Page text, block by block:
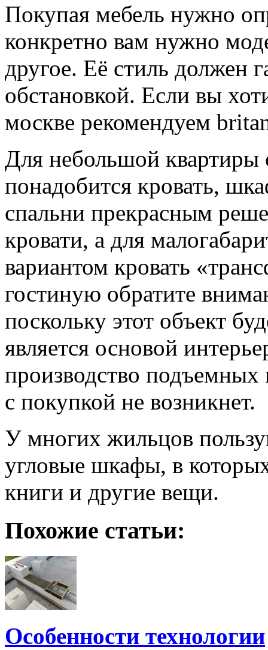
Покупая мебель нужно
конкретно вам нужно
другое. Её стиль должен
обстановкой. Если вы
москве рекомендуем
Для небольшой квартиры
понадобится кровать,
спальни прекрасным
кровати, а для
вариантом кровать
гостиную обратите
поскольку этот объект
является основой
производство подъемных
с покупкой не возникнет.
У многих жильцов
угловые шкафы, в
книги и другие вещи.
Похожие статьи:
Особенности технологии